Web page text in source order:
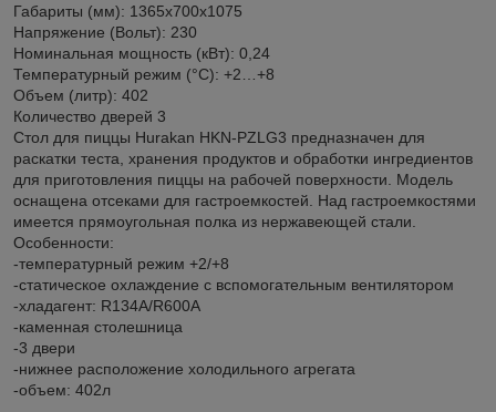
Габариты (мм): 1365x700x1075
Напряжение (Вольт): 230
Номинальная мощность (кВт): 0,24
Температурный режим (°С): +2…+8
Объем (литр): 402
Количество дверей 3
Стол для пиццы Hurakan HKN-PZLG3 предназначен для
раскатки теста, хранения продуктов и обработки ингредиентов
для приготовления пиццы на рабочей поверхности. Модель
оснащена отсеками для гастроемкостей. Над гастроемкостями
имеется прямоугольная полка из нержавеющей стали.
Особенности:
-температурный режим +2/+8
-cтатическое охлаждение с вспомогательным вентилятором
-хладагент: R134A/R600A
-каменная столешница
-3 двери
-нижнее расположение холодильного агрегата
-объем: 402л